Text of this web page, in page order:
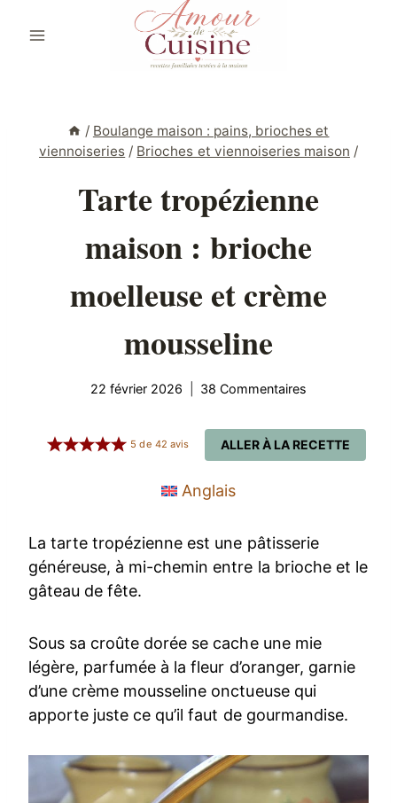
/ Boulange maison : pains, brioches et
viennoiseries / Brioches et viennoiseries maison /
Tarte tropézienne
maison : brioche
moelleuse et crème
mousseline
22 février 2026 38 Commentaires
ALLER À LA RECETTE
5 de 42 avis
Anglais
La tarte tropézienne est une pâtisserie
généreuse, à mi-chemin entre la brioche et le
gâteau de fête.
Sous sa croûte dorée se cache une mie
légère, parfumée à la fleur d’oranger, garnie
d’une crème mousseline onctueuse qui
apporte juste ce qu’il faut de gourmandise.